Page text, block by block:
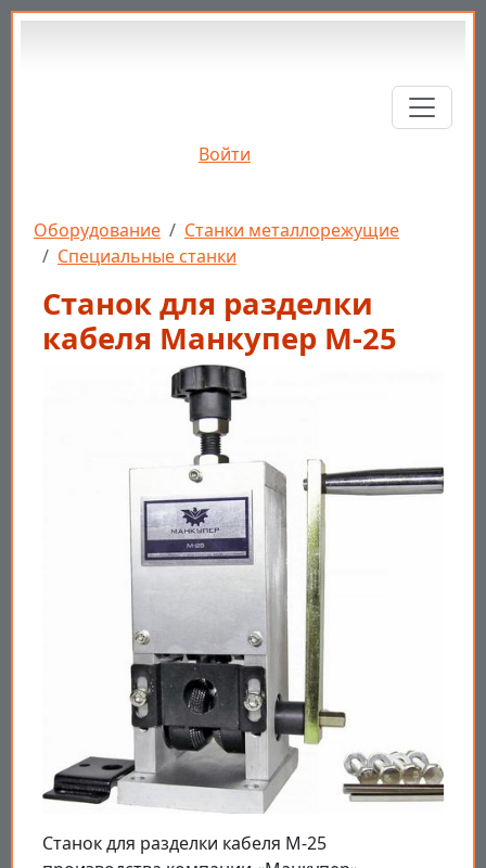
Перейти к основному содержанию
Войти
Строка навигации
Оборудование
Станки металлорежущие
Специальные станки
Станок для разделки
кабеля Манкупер M-25
Станок для разделки кабеля M-25